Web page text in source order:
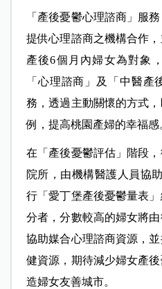
「產後憂鬱心理諮商」服
提供心理諮商之機構合作
產後6個月內婦女為對象
「心理諮商」及「中醫產
務，透過主動關懷的方式
例，提高桃園產婦的幸福感
在「產後憂鬱評估」階段
院所，由機構醫護人員協
行「愛丁堡產後憂鬱量表
分者，分數較高的婦女將
協助媒合心理諮商資源，
健資源，期待減少婦女產
造婦女友善城市。